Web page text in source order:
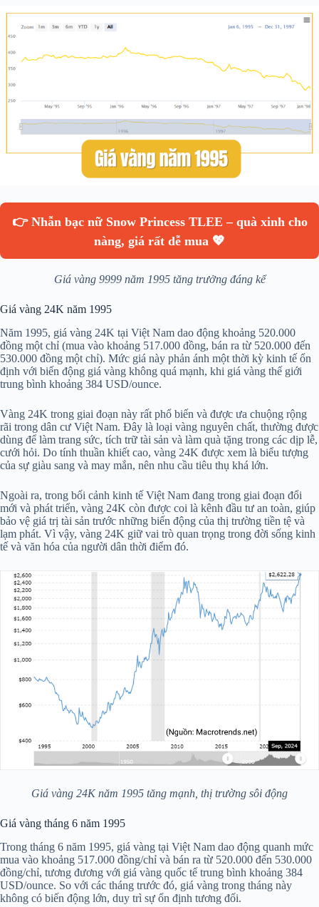
👉 Nhẫn bạc nữ Snow Princess TLEE – quà xinh cho
nàng, giá rất dễ mua 💖
Giá vàng 9999 năm 1995 tăng trưởng đáng kể
Giá vàng 24K năm 1995
Năm 1995, giá vàng 24K tại Việt Nam dao động khoảng 520.000
đồng một chỉ (mua vào khoảng 517.000 đồng, bán ra từ 520.000 đến
530.000 đồng một chỉ). Mức giá này phản ánh một thời kỳ kinh tế ổn
định với biến động giá vàng không quá mạnh, khi giá vàng thế giới
trung bình khoảng 384 USD/ounce.
Vàng 24K trong giai đoạn này rất phổ biến và được ưa chuộng rộng
rãi trong dân cư Việt Nam. Đây là loại vàng nguyên chất, thường được
dùng để làm trang sức, tích trữ tài sản và làm quà tặng trong các dịp lễ,
cưới hỏi. Do tính thuần khiết cao, vàng 24K được xem là biểu tượng
của sự giàu sang và may mắn, nên nhu cầu tiêu thụ khá lớn.
Ngoài ra, trong bối cảnh kinh tế Việt Nam đang trong giai đoạn đổi
mới và phát triển, vàng 24K còn được coi là kênh đầu tư an toàn, giúp
bảo vệ giá trị tài sản trước những biến động của thị trường tiền tệ và
lạm phát. Vì vậy, vàng 24K giữ vai trò quan trọng trong đời sống kinh
tế và văn hóa của người dân thời điểm đó.
Giá vàng 24K năm 1995 tăng mạnh, thị trường sôi động
Giá vàng tháng 6 năm 1995
Trong tháng 6 năm 1995, giá vàng tại Việt Nam dao động quanh mức
mua vào khoảng 517.000 đồng/chỉ và bán ra từ 520.000 đến 530.000
đồng/chỉ, tương đương với giá vàng quốc tế trung bình khoảng 384
USD/ounce. So với các tháng trước đó, giá vàng trong tháng này
không có biến động lớn, duy trì sự ổn định tương đối.